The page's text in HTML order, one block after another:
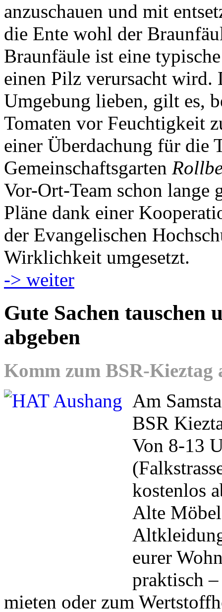
anzuschauen und mit
die Ente wohl der
Braunfäule ist eine
einen Pilz verursacht wird.
Umgebung lieben, gilt es,
Tomaten vor Feuchtigkeit
einer Überdachung für die
Gemeinschaftsgarten
Vor-Ort-Team schon lange
Pläne dank einer
der Evangelischen
Wirklichkeit umgesetzt.
-> weiter
Gute Sachen tauschen
abgeben
Komm zum BSR-Kieztag
Am
BSR
Von 8-13
kostenlos
Alte
eurer
praktisch
mieten oder zum